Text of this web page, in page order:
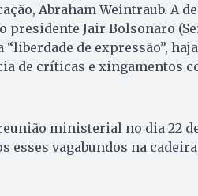
Abraham Weintraub. A
presidente Jair Bolsonaro
de expressão”,
de críticas e xingamentos
ministerial no dia 22
esses vagabundos na